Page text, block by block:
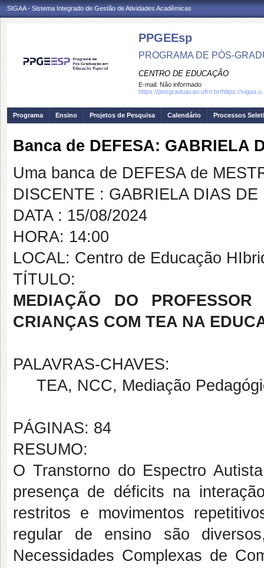
SIGAA - Sistema Integrado de Gestão de Atividades Acadêmicas
PPGEEsp
PROGRAMA DE PÓS-
CENTRO DE EDUCAÇÃO
E-mail: Não informado
https://posgraduacao.ufrn.br/https://sigaa.u
Programa Ensino Projetos de Pesquisa Calendário Processos
Banca de DEFESA: GABRIELA
Uma banca de DEFESA de
DISCENTE : GABRIELA DIAS
DATA : 15/08/2024
HORA: 14:00
LOCAL: Centro de Educação
TÍTULO:
MEDIAÇÃO DO
CRIANÇAS COM TEA NA
PALAVRAS-CHAVES:
TEA, NCC, Mediação
PÁGINAS: 84
RESUMO:
O Transtorno do Espectro
presença de déficits na
restritos e movimentos
regular de ensino são
Necessidades Complexas de